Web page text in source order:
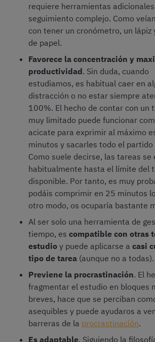
requiere herramientas
seguimiento complejo. Como
con tener un cronómetro, un lápiz
de papel.
Favorece la concentración y
productividad. Sin duda, cuando
estudiamos, es habitual caer en
distracción o no estar siempre
100%. El hecho de contar con un
muy limitado puede funcionar
acicate para exprimir al máximo
minutos y sacarles todo el partido
Como suele decirse, las tareas se
habitualmente hasta el límite del
disponible. Por tanto, es muy
podáis comprimir en 25 minutos
otro modo, os ocuparía bastante
Al ser solo una herramienta de
tiempo, es compatible con otras
estudio y puede aplicarse a casi
tipo de tarea (aunque no a todas).
Previene la procrastinación. El
fragmentar el estudio en bloques
breves, hace que se perciban
asequibles y puede ayudaros a
barreras de la procrastinación.
Es adaptable. Siguiendo la